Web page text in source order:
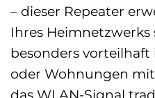
– dieser Repeater
Ihres
besonders
oder Wohnungen